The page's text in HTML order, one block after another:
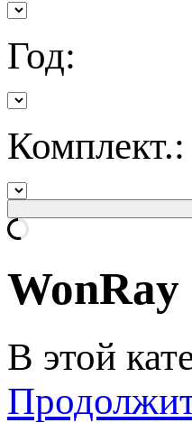
Год:
Комплект.:
WonRay
В этой